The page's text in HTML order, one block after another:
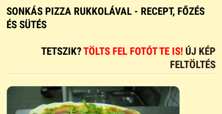
SONKÁS PIZZA RUKKOLÁVAL - RECEPT, FŐZÉS
ÉS SÜTÉS
TETSZIK?TÖLTS FEL FOTÓT TE IS! ÚJ KÉP
FELTÖLTÉS